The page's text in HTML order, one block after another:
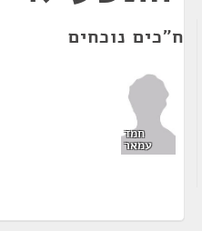
ח"כים נוכחים
חמד
עמאר